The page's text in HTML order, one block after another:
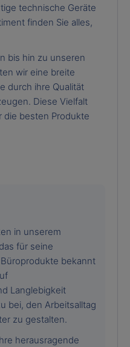
technische Geräte
finden Sie alles,
bis hin zu unseren
wir eine breite
durch ihre Qualität
Diese Vielfalt
die besten Produkte
in unserem
für seine
bekannt
Langlebigkeit
bei, den Arbeitsalltag
zu gestalten.
herausragende